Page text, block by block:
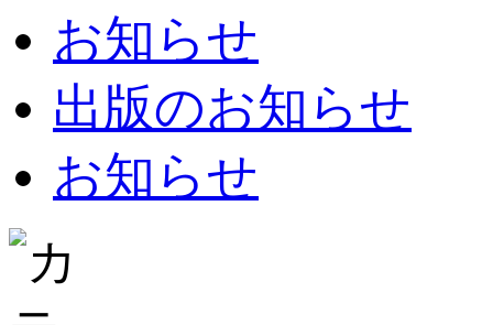
お知らせ
出版のお知らせ
お知らせ